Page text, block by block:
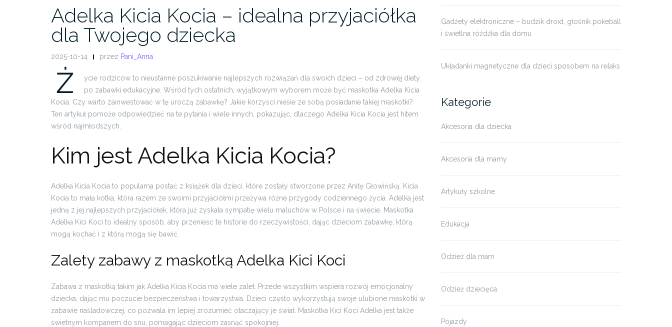
Adelka Kicia Kocia – idealna przyjaciółka
dla Twojego dziecka
2025-10-14 przez Pani_Anna
Ż
ycie rodziców to nieustanne poszukiwanie najlepszych rozwiązań dla swoich dzieci – od zdrowej diety
po zabawki edukacyjne. Wśród tych ostatnich, wyjątkowym wyborem może być maskotka Adelka Kicia
Kocia. Czy warto zainwestować w tę uroczą zabawkę? Jakie korzyści niesie ze sobą posiadanie takiej maskotki?
Ten artykuł pomoże odpowiedzieć na te pytania i wiele innych, pokazując, dlaczego Adelka Kicia Kocia jest hitem
wśród najmłodszych.
Kim jest Adelka Kicia Kocia?
Adelka Kicia Kocia to popularna postać z książek dla dzieci, które zostały stworzone przez Anitę Głowińską. Kicia
Kocia to mała kotka, która razem ze swoimi przyjaciółmi przeżywa różne przygody codziennego życia. Adelka jest
jedną z jej najlepszych przyjaciółek, która już zyskała sympatię wielu maluchów w Polsce i na świecie. Maskotka
Adelka Kici Koci to idealny sposób, aby przenieść te historie do rzeczywistości, dając dzieciom zabawkę, którą
mogą kochać i z którą mogą się bawić.
Zalety zabawy z maskotką Adelka Kici Koci
Zabawa z maskotką takim jak Adelka Kicia Kocia ma wiele zalet. Przede wszystkim wspiera rozwój emocjonalny
dziecka, dając mu poczucie bezpieczeństwa i towarzystwa. Dzieci często wykorzystują swoje ulubione maskotki w
zabawie naśladowczej, co pozwala im lepiej zrozumieć otaczający je świat. Maskotka Kici Koci Adelka jest także
świetnym kompanem do snu, pomagając dzieciom zasnąć spokojniej.
Gadżety elektroniczne – budzik droid, głośnik pokeball
i świetlna różdżka dla domu
Układanki magnetyczne dla dzieci sposobem na relaks
Kategorie
Akcesoria dla dziecka
Akcesoria dla mamy
Artykuły szkolne
Edukacja
Odzież dla mam
Odzież dziecięca
Pojazdy